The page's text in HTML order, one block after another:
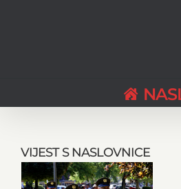
VIJEST S NASLOVNICE